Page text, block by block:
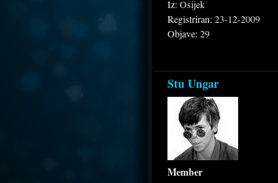
Iz:Osijek
Registriran:23-12-2009
Objave:29
Stu Ungar
Member